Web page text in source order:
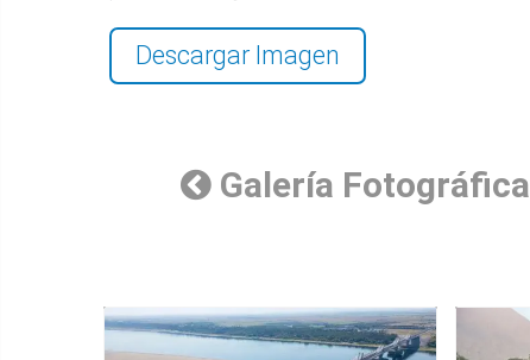
Descargar Imagen
Galería Fotográfica